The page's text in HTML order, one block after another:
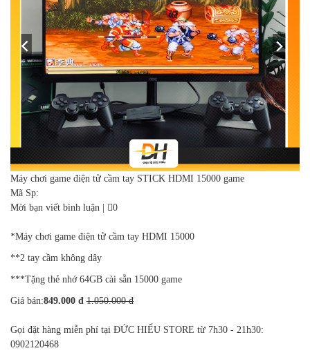
Máy chơi game điện tử cầm tay STICK HDMI 15000 game
Mã Sp:
Mời bạn viết bình luận
0
*Máy chơi game điện tử cầm tay HDMI 15000
**2 tay cầm không dây
***Tặng thẻ nhớ 64GB cài sẵn 15000 game
Giá bán:849.000 đ 1.050.000 đ
Gọi đặt hàng miễn phí tại ĐỨC HIẾU STORE từ 7h30 - 21h30:
0902120468